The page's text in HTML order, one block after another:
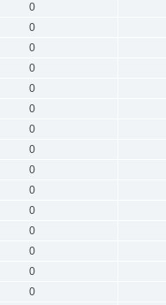
0
0
0
0
0
0
0
0
0
0
0
0
0
0
0